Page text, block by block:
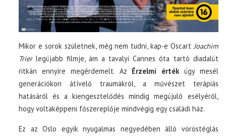
Mikor e sorok születnek, még nem tudni, kap-e OscartJoachim
Trierlegújabb filmje, ám a tavalyi Cannes óta tartó diadalút
ritkán ennyire megérdemelt. Az Érzelmi érték úgy mesél
generációkon átívelő traumákról, a művészet terápiás
hatásáról és a kiengesztelődés mindig megújuló esélyéről,
hogy voltaképpeni főszereplője mindvégig egy családi ház.
Ez az Oslo egyik nyugalmas negyedében álló vöröstéglás